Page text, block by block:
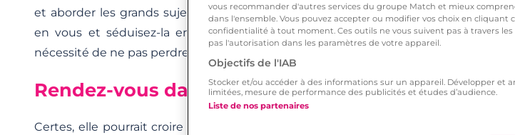
et aborder les grands sujets de la vie. Dévoilez le poète qui sommeille
en vous et séduisez-la en lui parlant de l’urgence de vivre et de la
nécessité de ne pas perdre de temps. Mortelle, comme approche, non ?
Rendez-vous dans un Spa
Certes, elle pourrait croire que votre seule motivation est de la voir en
vous recommander d'autres services du groupe Match et mieux
dans l'ensemble. Vous pouvez accepter ou modifier vos choix en
confidentialité à tout moment. Ces outils ne vous suivent pas à travers
pas l'autorisation dans les paramètres de votre appareil.
Objectifs de l'IAB
Stocker et/ou accéder à des informations sur un appareil. Développer et
limitées, mesure de performance des publicités et études d’audience.
Liste de nos partenaires